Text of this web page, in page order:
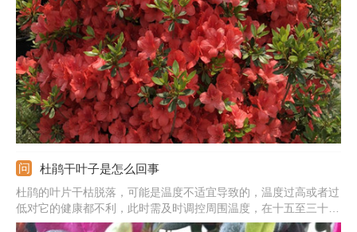
保持在15-28度左右，夏季和冬季控制好温度。杜鹃花是喜酸的植
物，种植一定要提供酸性土，保证好疏松性和透气性。
杜鹃干叶子是怎么回事
杜鹃的叶片干枯脱落，可能是温度不适宜导致的，温度过高或者过
低对它的健康都不利，此时需及时调控周围温度，在十五至三十度
之间比较好。还可能是肥料太浓或者太多导致，此时需脱盆修理一